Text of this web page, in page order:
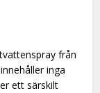
från
inga
ett särskilt